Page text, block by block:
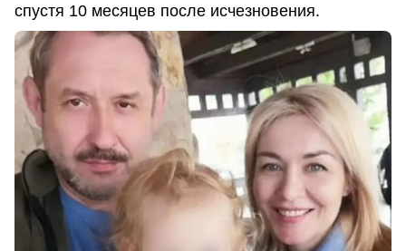
спустя 10 месяцев после исчезновения.